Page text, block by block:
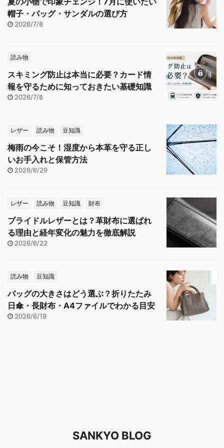
帽子・バッグ・サンダルの選び方
2026/7/8
読み物
スキミング防止は本当に必要？カード情
報を守るために知っておきたい基礎知識
2026/7/8
レザー 読み物 豆知識
梅雨の今こそ！湿度から本革を守る正し
いお手入れと保管方法
2026/6/29
レザー 読み物 豆知識 財布
ブライドルレザーとは？革財布に選ばれ
る理由と経年変化の魅力を徹底解説
2026/6/22
読み物 豆知識
バッグの大きさはどう選ぶ？折りたたみ
日傘・長財布・A4ファイルでわかる目安
2026/6/19
SANKYO BLOG